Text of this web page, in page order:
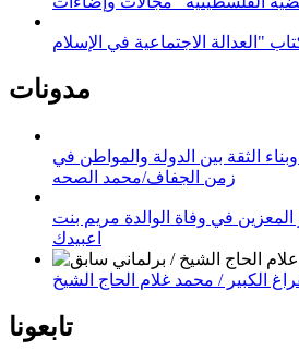
مدونات
الثقة بين الدولة والمواطن في
زمن الجفاف/محمد الصحه
في وفاة الوالدة مريم بنت
اعبيدك
الكبير / محمد غلام الحاج الشيخ
تابعونا